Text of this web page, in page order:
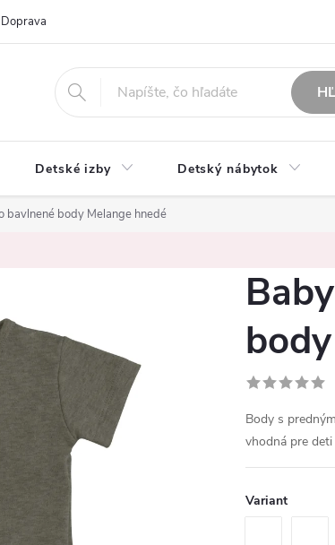
Doprava
Detské izby Detský nábytok
bavlnené body Melange hnedé
Body s
vhodná pre
Variant